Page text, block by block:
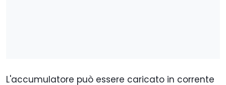
L'accumulatore può essere caricato in corrente